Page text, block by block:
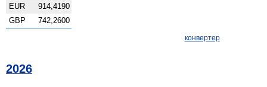
EUR
914,4190
GBP
742,2600
конвертер
2026